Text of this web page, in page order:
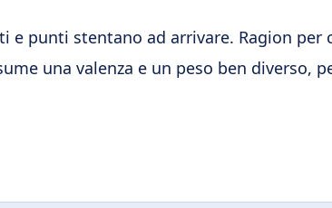
e punti stentano ad arrivare. Ragion
una valenza e un peso ben diverso,